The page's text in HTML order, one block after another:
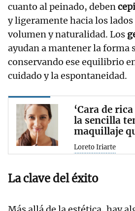
cuanto al peinado, deben
y ligeramente hacia los
volumen y naturalidad. Los
ayudan a mantener la forma
conservando ese equilibrio
cuidado y la espontaneidad.
‘Cara de
la sencilla
maquillaje
Loreto Iriarte
La clave del éxito